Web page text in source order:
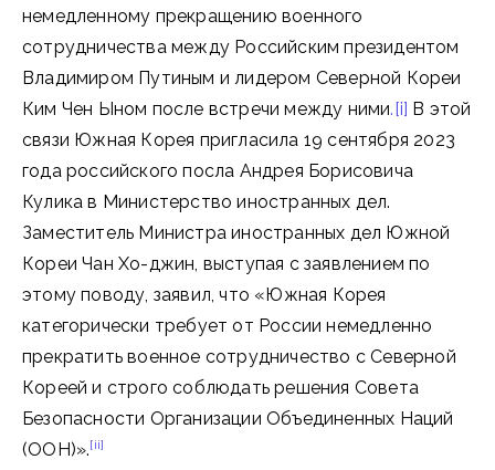
немедленному прекращению военного
сотрудничества между Российским президентом
Владимиром Путиным и лидером Северной Кореи
Ким Чен Ыном после встречи между ними.[i] В этой
связи Южная Корея пригласила 19 сентября 2023
года российского посла Андрея Борисовича
Кулика в Министерство иностранных дел.
Заместитель Министра иностранных дел Южной
Кореи Чан Хо-джин, выступая с заявлением по
этому поводу, заявил, что «Южная Корея
категорически требует от России немедленно
прекратить военное сотрудничество с Северной
Кореей и строго соблюдать решения Совета
Безопасности Организации Объединенных Наций
(ООН)».[ii]